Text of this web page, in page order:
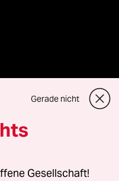
oder für Genehmigungen
Gerade nicht
Gesellschaft!